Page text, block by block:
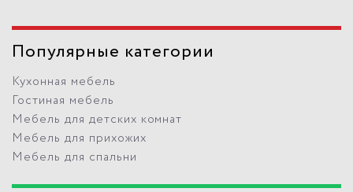
Популярные категории
Кухонная мебель
Гостиная мебель
Мебель для детских комнат
Мебель для прихожих
Мебель для спальни